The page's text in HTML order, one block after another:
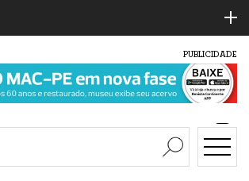
PUBLICIDADE